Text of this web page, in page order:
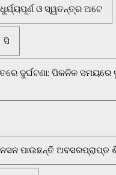
ଓ ସ୍ୱତନ୍ତ୍ର ଅଟେ
ସି
ଦୁର୍ଘଟଣା: ପିକନିକ ସମୟରେ
ପାଉଛନ୍ତି